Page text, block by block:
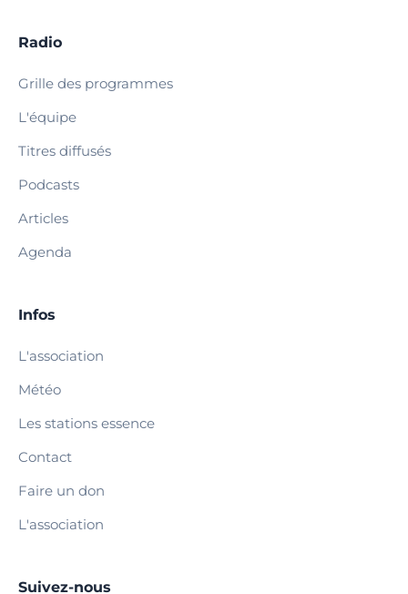
Radio
Grille des programmes
L'équipe
Titres diffusés
Podcasts
Articles
Agenda
Infos
L'association
Météo
Les stations essence
Contact
Faire un don
L'association
Suivez-nous